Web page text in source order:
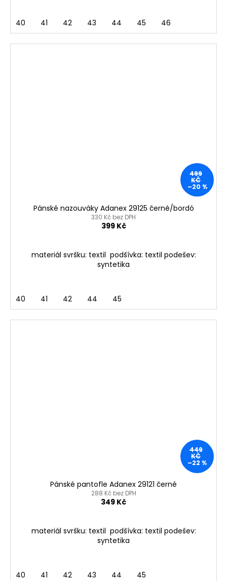
40 41 42 43 44 45 46
499
KČ
–20 %
Pánské nazouváky Adanex 29125 černé/bordó
330 Kč bez DPH
399 Kč
materiál svršku: textil podšívka: textil podešev:
syntetika
40 41 42 44 45
449
KČ
–22 %
Pánské pantofle Adanex 29121 černé
288 Kč bez DPH
349 Kč
materiál svršku: textil podšívka: textil podešev:
syntetika
40 41 42 43 44 45